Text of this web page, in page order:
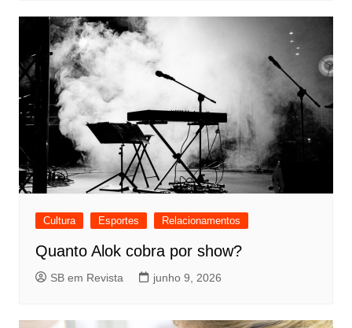
Cultura Esportes Relacionamentos
Quanto Alok cobra por show?
SB em Revista junho 9, 2026